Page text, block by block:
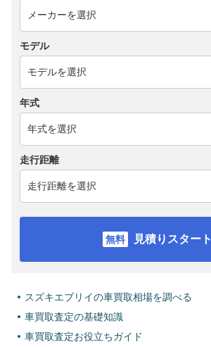
モデル
年式
走行距離
見積りスタート
スズキエブリイの車買取相場を調べる
車買取査定の基礎知識
車買取査定お役立ちガイド